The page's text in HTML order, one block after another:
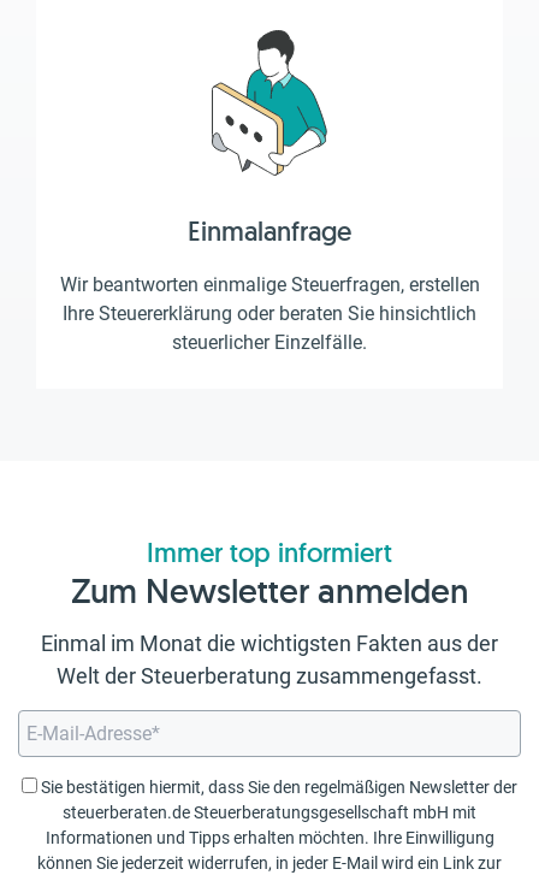
Einmalanfrage
Wir beantworten einmalige Steuerfragen, erstellen
Ihre Steuererklärung oder beraten Sie hinsichtlich
steuerlicher Einzelfälle.
Immer top informiert
Zum Newsletter anmelden
Einmal im Monat die wichtigsten Fakten aus der
Welt der Steuerberatung zusammengefasst.
Sie bestätigen hiermit, dass Sie den regelmäßigen Newsletter der
steuerberaten.de Steuerberatungsgesellschaft mbH mit
Informationen und Tipps erhalten möchten. Ihre Einwilligung
können Sie jederzeit widerrufen, in jeder E-Mail wird ein Link zur